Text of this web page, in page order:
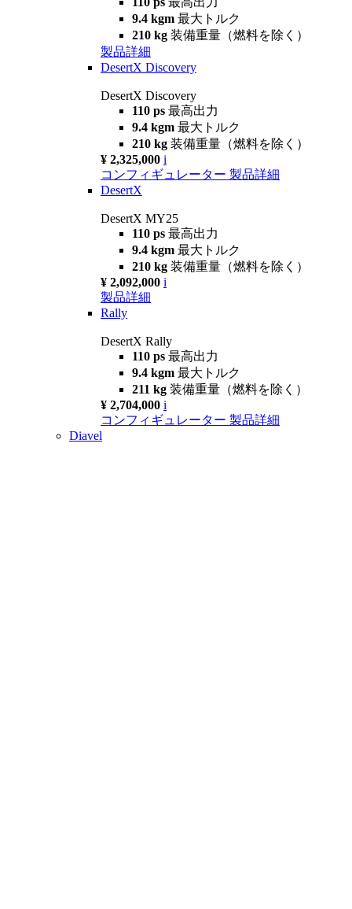
9.4 kgm 最大トルク
210 kg 装備重量（燃料を除く）
製品詳細
DesertX Discovery
DesertX Discovery
110 ps 最高出力
9.4 kgm 最大トルク
210 kg 装備重量（燃料を除く）
¥ 2,325,000 i
コンフィギュレーター 製品詳細
DesertX
DesertX MY25
110 ps 最高出力
9.4 kgm 最大トルク
210 kg 装備重量（燃料を除く）
¥ 2,092,000 i
製品詳細
Rally
DesertX Rally
110 ps 最高出力
9.4 kgm 最大トルク
211 kg 装備重量（燃料を除く）
¥ 2,704,000 i
コンフィギュレーター 製品詳細
Diavel